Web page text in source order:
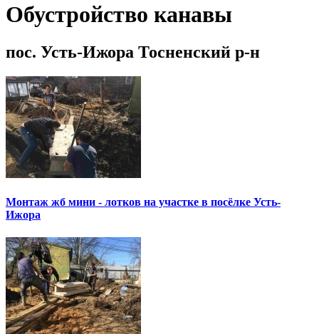
Обустройство канавы
пос. Усть-Ижора Тосненский р-н
Монтаж жб мини - лотков на участке в посёлке Усть-
Ижора